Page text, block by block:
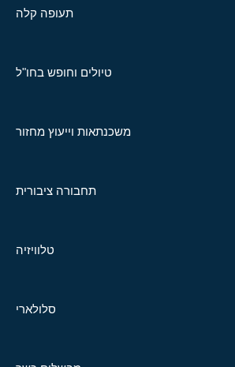
תעופה קלה
טיולים וחופש בחו"ל
משכנתאות וייעוץ מחזור
תחבורה ציבורית
טלוויזיה
סלולארי